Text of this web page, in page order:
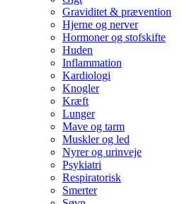
Graviditet & prævention
Hjerne og nerver
Hormoner og stofskifte
Huden
Inflammation
Kardiologi
Knogler
Kræft
Lunger
Mave og tarm
Muskler og led
Nyrer og urinveje
Psykiatri
Respiratorisk
Smerter